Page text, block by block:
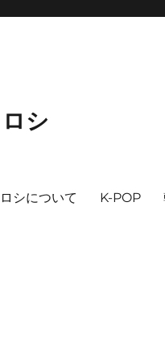
シ
シについて K-POP